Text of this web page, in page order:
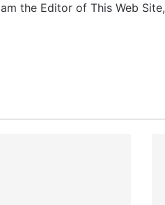
the Editor of This Web Site,